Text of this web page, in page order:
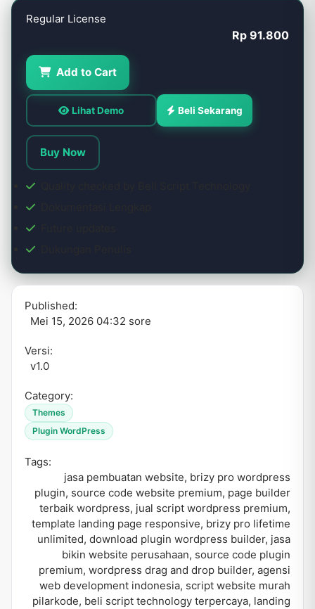
Regular License
Rp 91.800
Add to Cart
Lihat Demo Beli Sekarang
Buy Now
Published:
Mei 15, 2026 04:32 sore
Versi:
v1.0
Category:
Themes
Plugin WordPress
Tags:
jasa pembuatan website, brizy pro wordpress
plugin, source code website premium, page builder
terbaik wordpress, jual script wordpress premium,
template landing page responsive, brizy pro lifetime
unlimited, download plugin wordpress builder, jasa
bikin website perusahaan, source code plugin
premium, wordpress drag and drop builder, agensi
web development indonesia, script website murah
pilarkode, beli script technology terpercaya, landing